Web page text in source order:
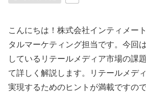
こんにちは！株式会社インティメー
タルマーケティング担当です。今回
しているリテールメディア市場の課
て詳しく解説します。リテールメデ
実現するためのヒントが満載ですの